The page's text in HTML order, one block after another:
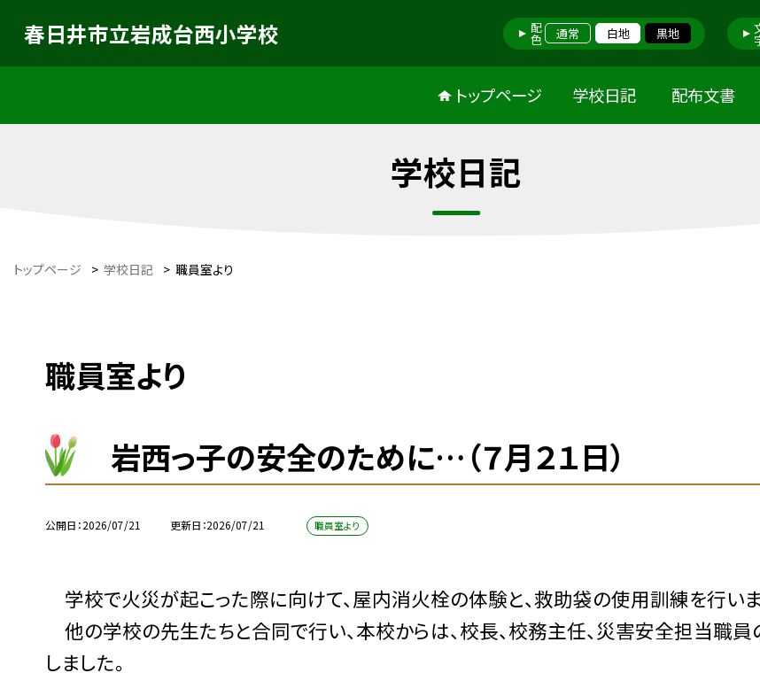
春日井市立岩成台西小学校 配色 通常 白地 黒地
トップページ 学校日記 配布文書
学校日記
トップページ > 学校日記 > 職員室より
職員室より
岩西っ子の安全のために…（７月２１日）
公開日 2026/07/21 更新日 2026/07/21 職員室より
学校で火災が起こった際に向けて、屋内消火栓の体験と、救助袋の使用訓練を行いま
他の学校の先生たちと合同で行い、本校からは、校長、校務主任、災害安全担当職
しました。